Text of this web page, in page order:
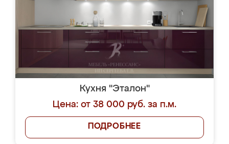
Кухня "Эталон"
Цена: от 38 000 руб. за п.м.
ПОДРОБНЕЕ